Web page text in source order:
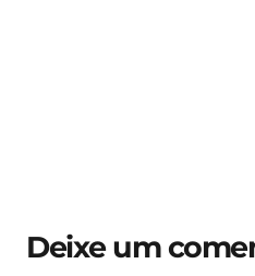
Deixe um